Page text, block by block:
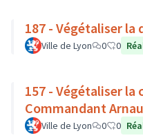
187 - Végétaliser la
Ville de Lyon 0 0
157 - Végétaliser la
Commandant
Ville de Lyon 0 0